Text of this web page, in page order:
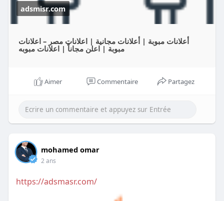
adsmisr.com
أعلانات مبوبة | أعلانات مجانية | اعلانات مصر – اعلانات
مبوبة | اعلن مجاناً | اعلانات مبوبه
Aimer Commentaire Partagez
mohamed omar
2 ans
https://adsmasr.com/